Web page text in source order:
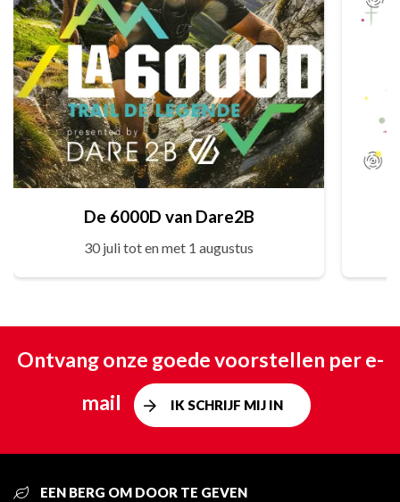
De 6000D van Dare2B
30 juli tot en met 1 augustus
Ontvang onze goede voorstellen per e-
mail
IK SCHRIJF MIJ IN
EEN BERG OM DOOR TE GEVEN